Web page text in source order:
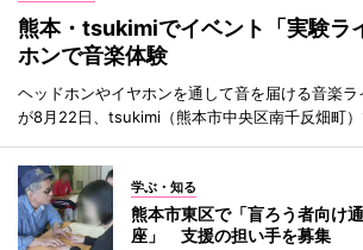
熊本・tsukimiでイベント「実験
ホンで音楽体験
ヘッドホンやイヤホンを通して音を届ける音楽ラ
が8月22日、tsukimi（熊本市中央区南千反畑町）
学ぶ・知る
熊本市東区で「盲ろう者向け
座」 支援の担い手を募集